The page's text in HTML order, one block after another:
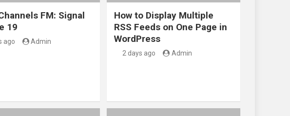
FM: Signal
19
ago Admin
How to Display Multiple
RSS Feeds on One Page in
WordPress
2 days ago Admin